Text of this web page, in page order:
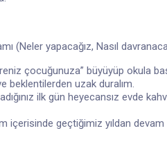
(Neler yapacağız, Nasıl
çocuğunuza” büyüyüp okula
beklentilerden uzak duralım.
ilk gün heyecansız evde
içerisinde geçtiğimiz yıldan devam